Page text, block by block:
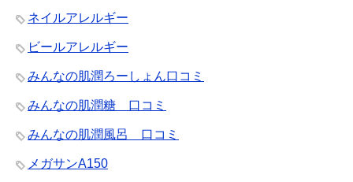
ネイルアレルギー
ビールアレルギー
みんなの肌潤ろーしょん口コミ
みんなの肌潤糖 口コミ
みんなの肌潤風呂 口コミ
メガサンA150